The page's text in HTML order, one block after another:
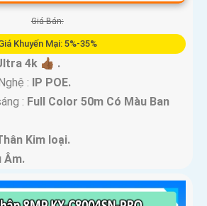
Giá Bán:
Khuyến Mại: 5%-35%
4k 👍🏾 .
: IP POE.
: Full Color 50m Có Màu Ban
Kim loại.
Âm.